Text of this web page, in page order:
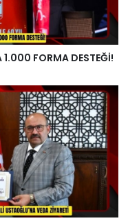
1.000 FORMA DESTEĞİ!